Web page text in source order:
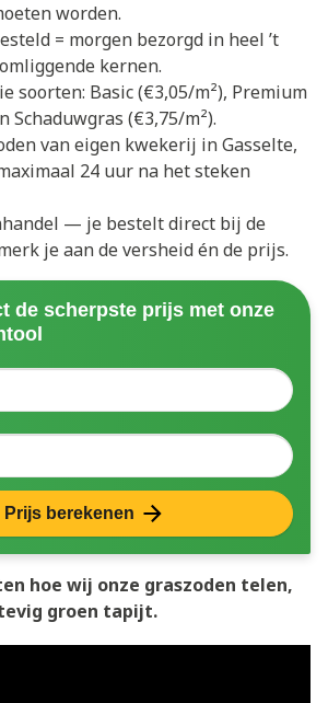
worden.
= morgen bezorgd in heel ’t
kernen.
soorten: Basic (€3,05/m²), Premium
Schaduwgras (€3,75/m²).
van eigen kwekerij in Gasselte,
24 uur na het steken
— je bestelt direct bij de
je aan de versheid én de prijs.
de scherpste prijs met onze
meter
Prijs berekenen
hoe wij onze graszoden telen,
groen tapijt.